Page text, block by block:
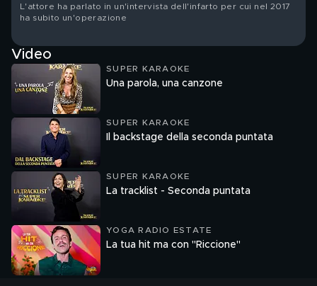
L'attore ha parlato in un'intervista dell'infarto per cui nel 2017
ha subito un'operazione
Video
SUPER KARAOKE
Una parola, una canzone
SUPER KARAOKE
Il backstage della seconda puntata
SUPER KARAOKE
La tracklist - Seconda puntata
YOGA RADIO ESTATE
La tua hit ma con "Riccione"